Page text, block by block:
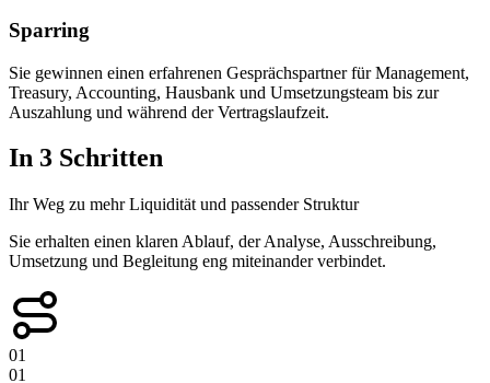
Sparring
Sie gewinnen einen erfahrenen Gesprächspartner für Management,
Treasury, Accounting, Hausbank und Umsetzungsteam bis zur
Auszahlung und während der Vertragslaufzeit.
In 3 Schritten
Ihr Weg zu mehr Liquidität und passender Struktur
Sie erhalten einen klaren Ablauf, der Analyse, Ausschreibung,
Umsetzung und Begleitung eng miteinander verbindet.
01
01